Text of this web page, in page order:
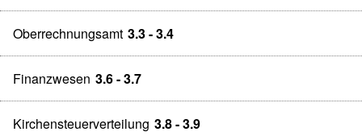
Oberrechnungsamt 3.3 - 3.4
Finanzwesen 3.6 - 3.7
Kirchensteuerverteilung 3.8 - 3.9